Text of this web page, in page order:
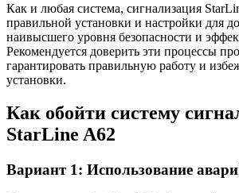
Как и любая система, сигнализация
правильной установки и настройки для
наивысшего уровня безопасности и
Рекомендуется доверить эти процессы
гарантировать правильную работу и
установки.
Как обойти систему
StarLine A62
Вариант 1: Использование